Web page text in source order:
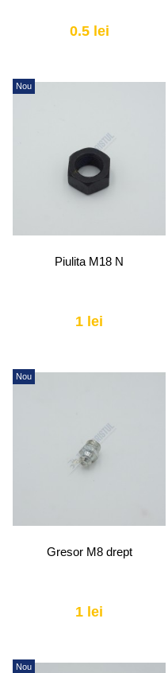
0.5 lei
Nou
Piulita M18 N
1 lei
Nou
Gresor M8 drept
1 lei
Nou